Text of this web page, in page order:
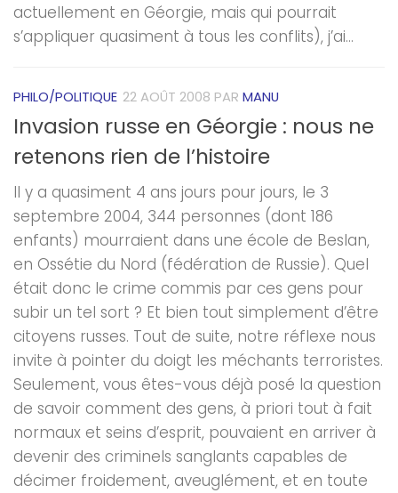
actuellement en Géorgie, mais qui pourrait
s’appliquer quasiment à tous les conflits), j’ai...
PHILO/POLITIQUE 22 AOÛT 2008 PAR MANU
Invasion russe en Géorgie : nous ne
retenons rien de l’histoire
Il y a quasiment 4 ans jours pour jours, le 3
septembre 2004, 344 personnes (dont 186
enfants) mourraient dans une école de Beslan,
en Ossétie du Nord (fédération de Russie). Quel
était donc le crime commis par ces gens pour
subir un tel sort ? Et bien tout simplement d’être
citoyens russes. Tout de suite, notre réflexe nous
invite à pointer du doigt les méchants terroristes.
Seulement, vous êtes-vous déjà posé la question
de savoir comment des gens, à priori tout à fait
normaux et seins d’esprit, pouvaient en arriver à
devenir des criminels sanglants capables de
décimer froidement, aveuglément, et en toute